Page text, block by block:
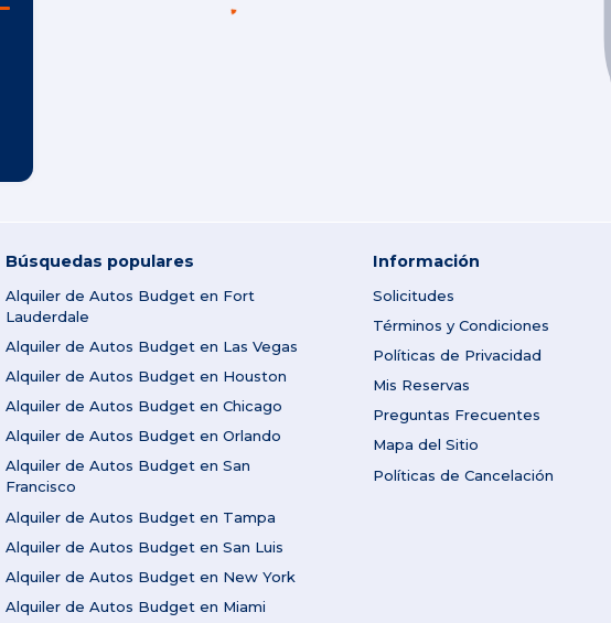
Búsquedas populares
Alquiler de Autos Budget en Fort
Lauderdale
Alquiler de Autos Budget en Las Vegas
Alquiler de Autos Budget en Houston
Alquiler de Autos Budget en Chicago
Alquiler de Autos Budget en Orlando
Alquiler de Autos Budget en San
Francisco
Alquiler de Autos Budget en Tampa
Alquiler de Autos Budget en San Luis
Alquiler de Autos Budget en New York
Alquiler de Autos Budget en Miami
Información
Solicitudes
Términos y Condiciones
Políticas de Privacidad
Mis Reservas
Preguntas Frecuentes
Mapa del Sitio
Políticas de Cancelación